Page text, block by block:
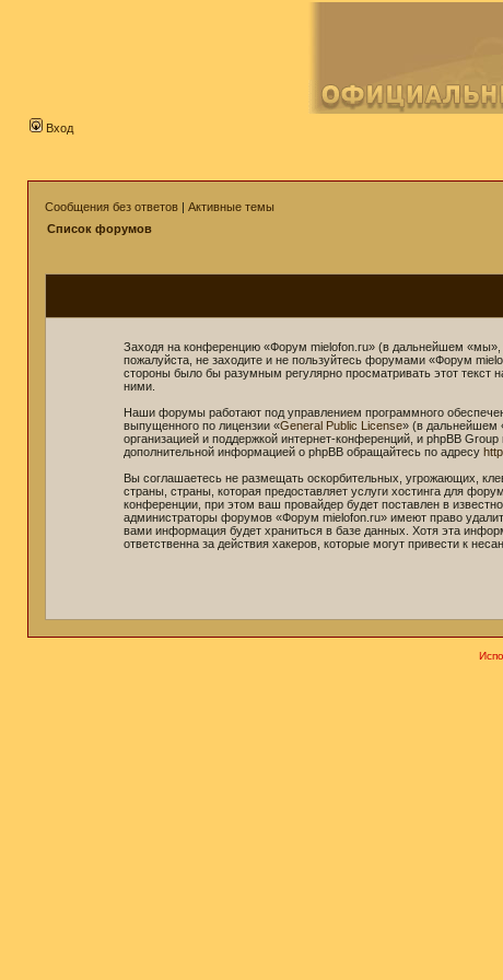
Вход
Сообщения без ответов | Активные темы
Список форумов
Заходя на конференцию «Форум mielofon.ru» (в дальнейшем
пожалуйста, не заходите и не пользуйтесь форумами «Форум
стороны было бы разумным регулярно просматривать этот текст
ними.
Наши форумы работают под управлением программного
выпущенного по лицензии «General Public License» (в дальнейшем
организацией и поддержкой интернет-конференций, и phpBB
дополнительной информацией о phpBB обращайтесь по адресу
Вы соглашаетесь не размещать оскорбительных, угрожающих,
страны, страны, которая предоставляет услуги хостинга для
конференции, при этом ваш провайдер будет поставлен в
администраторы форумов «Форум mielofon.ru» имеют право
вами информация будет храниться в базе данных. Хотя эта
ответственна за действия хакеров, которые могут привести к